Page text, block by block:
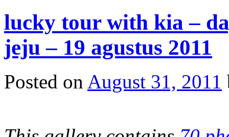
lucky tour with kia –
jeju – 19 agustus 2011
Posted on August 31, 2011